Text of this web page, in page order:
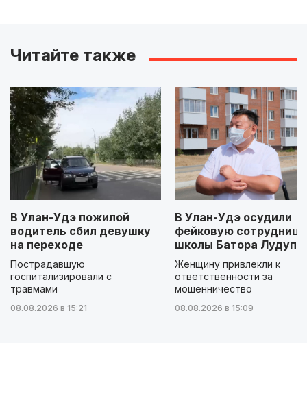
Читайте также
В Улан-Удэ пожилой
водитель сбил девушку
на переходе
Пострадавшую
госпитализировали с
травмами
08.08.2026 в 15:21
В Улан-Удэ осудили
фейковую сотрудницу
школы Батора
Женщину привлекли к
ответственности за
мошенничество
08.08.2026 в 15:09